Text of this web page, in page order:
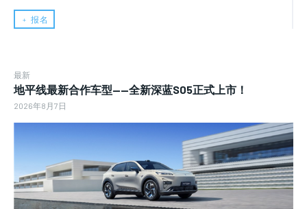
﹢ 报名
最新
地平线最新合作车型——全新深蓝S05正式上市！
2026年8月7日